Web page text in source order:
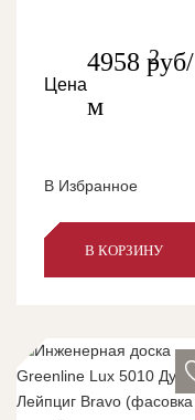
Цена
4958 руб/
м
2
В Избранное
В КОРЗИНУ